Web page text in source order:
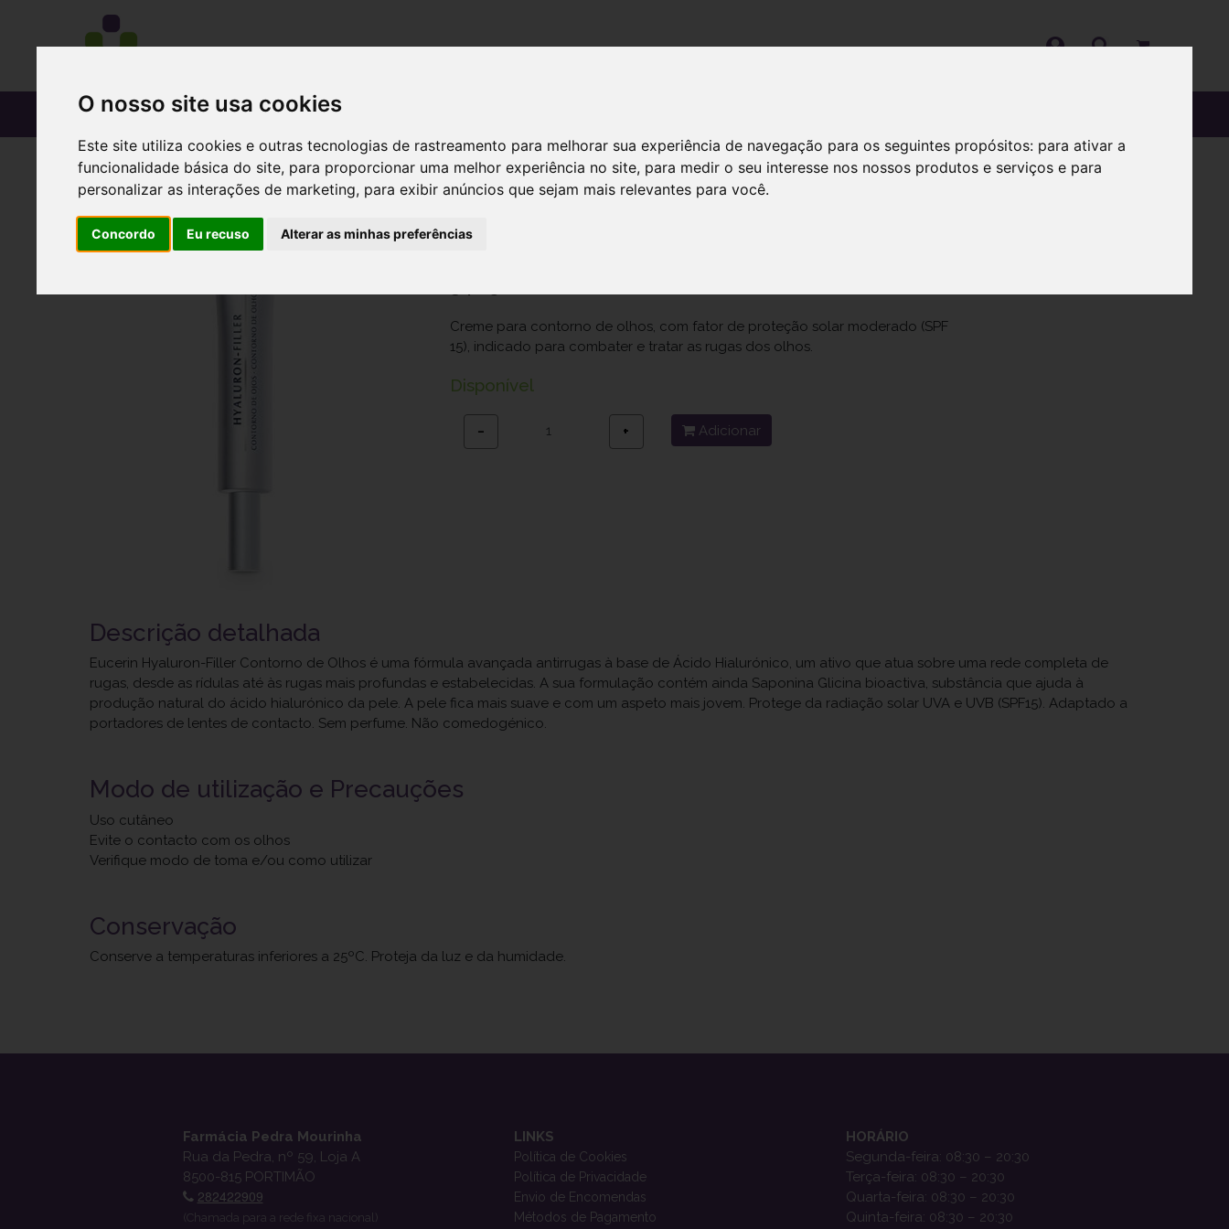
O nosso site usa cookies
Este site utiliza cookies e outras tecnologias de rastreamento para melhorar sua experiência de navegação para os seguintes propósitos: para ativar a
funcionalidade básica do site, para proporcionar uma melhor experiência no site, para medir o seu interesse nos nossos produtos e serviços e para
personalizar as interações de marketing, para exibir anúncios que sejam mais relevantes para você.
Concordo Eu recuso Alterar as minhas preferências
CATÁLOGO
Eucerin HF Contorno de olhos 15ml
Creme para contorno de olhos, com fator de proteção solar moderado (SPF
15), indicado para combater e tratar as rugas dos olhos.
Disponível
− + Adicionar
Descrição detalhada
Eucerin Hyaluron-Filler Contorno de Olhos é uma fórmula avançada antirrugas à base de Ácido Hialurónico, um ativo que atua sobre uma rede completa de
rugas, desde as rídulas até às rugas mais profundas e estabelecidas. A sua formulação contém ainda Saponina Glicina bioactiva, substância que ajuda à
produção natural do ácido hialurónico da pele. A pele fica mais suave e com um aspeto mais jovem. Protege da radiação solar UVA e UVB (SPF15). Adaptado a
portadores de lentes de contacto. Sem perfume. Não comedogénico.
Modo de utilização e Precauções
Uso cutâneo
Evite o contacto com os olhos
Verifique modo de toma e/ou como utilizar
Conservação
Conserve a temperaturas inferiores a 25ºC. Proteja da luz e da humidade.
Farmácia Pedra Mourinha
Rua da Pedra, nº 59, Loja A
8500-815 PORTIMÃO
282422909
(Chamada para a rede fixa nacional)
LINKS
Política de Cookies
Política de Privacidade
Envio de Encomendas
Métodos de Pagamento
HORÁRIO
Segunda-feira: 08:30 – 20:30
Terça-feira: 08:30 – 20:30
Quarta-feira: 08:30 – 20:30
Quinta-feira: 08:30 – 20:30